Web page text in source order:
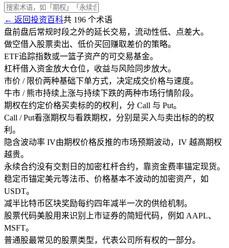
← 返回投资百科共 196 个术语
盘前盘后常规时段之外的延长交易，流动性低、点差大。
做空借入股票卖出、低价买回赚取差价的策略。
ETF追踪指数或一篮子资产的可交易基金。
杠杆借入资金放大仓位，收益与风险同步放大。
市价 / 限价两种基础下单方式，决定成交价格与速度。
牛市 / 熊市持续上涨与持续下跌的两种市场行情阶段。
期权在约定价格买卖标的的权利，分 Call 与 Put。
Call / Put看涨期权与看跌期权，分别是买入与卖出标的的权
利。
隐含波动率 IV由期权价格反推的市场预期波动，IV 越高期权
越贵。
永续合约没有交割日的加密杠杆合约，靠资金费率锚定现货。
稳定币锚定美元等法币、价格基本不波动的加密资产，如
USDT。
减半比特币区块奖励每约四年减半一次的供给机制。
股票代码美股用来识别上市证券的简短代码，例如 AAPL、
MSFT。
普通股最常见的股票类型，代表公司所有权的一部分。